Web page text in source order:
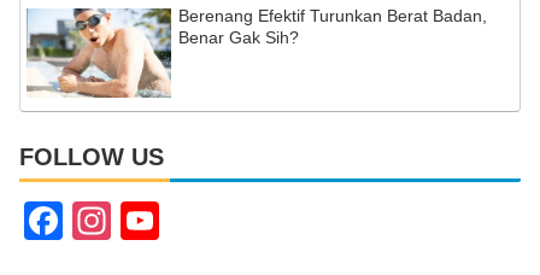
Berenang Efektif Turunkan Berat Badan,
Benar Gak Sih?
FOLLOW US
F
In